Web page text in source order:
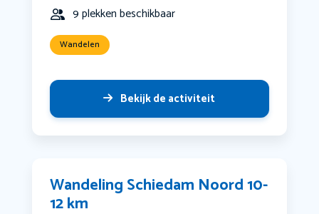
9 plekken beschikbaar
Wandelen
Bekijk de activiteit
Wandeling Schiedam Noord 10-
12 km